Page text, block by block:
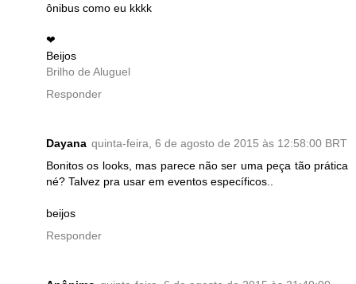
ônibus como eu kkkk
❤
Beijos
Brilho de Aluguel
Responder
Dayana quinta-feira, 6 de agosto de 2015 às 12:58:00 BRT
Bonitos os looks, mas parece não ser uma peça tão prática
né? Talvez pra usar em eventos específicos..
beijos
Responder